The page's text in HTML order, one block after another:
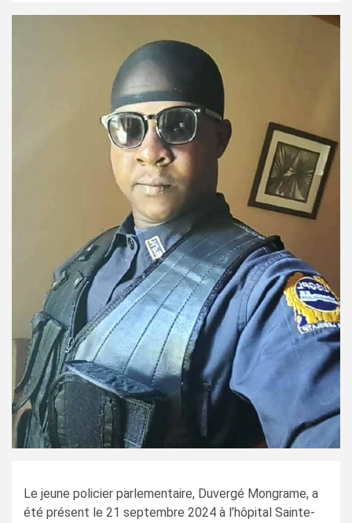
Le jeune policier parlementaire, Duvergé Mongrame, a
été présent le 21 septembre 2024 à l’hôpital Sainte-